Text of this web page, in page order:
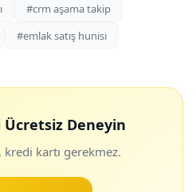
#crm aşama takip
#emlak satış hunisi
Ücretsiz Deneyin
kartı gerekmez.